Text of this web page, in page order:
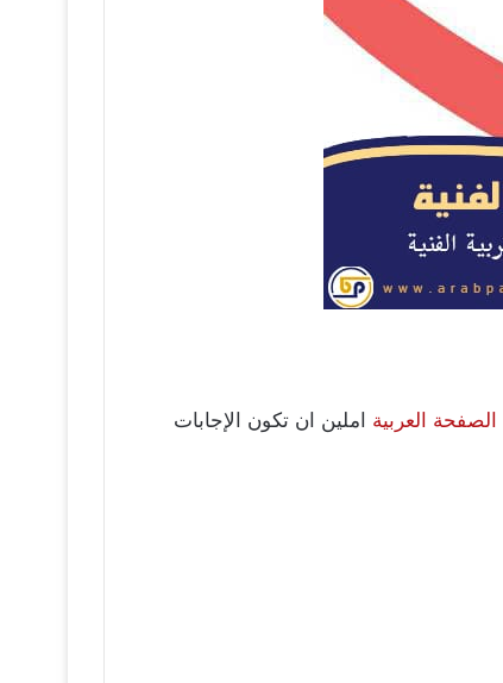
الصفحة العربية املين ان تكون الإجابات